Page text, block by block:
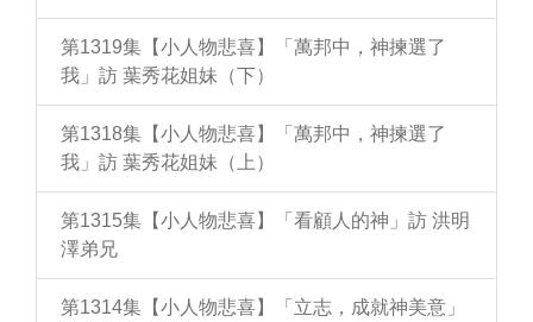
第1319集【小人物悲喜】「萬邦中，神揀選了
我」訪 葉秀花姐妹（下）
第1318集【小人物悲喜】「萬邦中，神揀選了
我」訪 葉秀花姐妹（上）
第1315集【小人物悲喜】「看顧人的神」訪 洪明
澤弟兄
第1314集【小人物悲喜】「立志，成就神美意」